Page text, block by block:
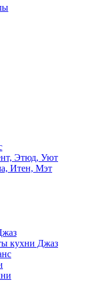
Этюд, Уют
Итен, Мэт
кухни Джаз